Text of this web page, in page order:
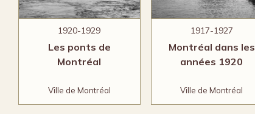
1920-1929
Les ponts de
Montréal
Ville de Montréal
1917-1927
Montréal dans les
années 1920
Ville de Montréal